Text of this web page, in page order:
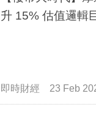
升 15% 估值邏輯
即時財經 23 Feb